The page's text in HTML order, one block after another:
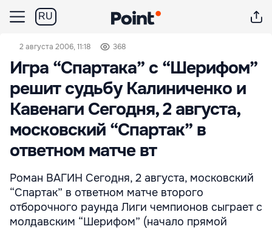
RU
2 августа 2006, 11:18 368
Игра “Спартака” с “Шерифом”
решит судьбу Калиниченко и
Кавенаги Сегодня, 2 августа,
московский “Спартак” в
ответном матче вт
Роман ВАГИН Сегодня, 2 августа, московский
“Спартак” в ответном матче второго
отборочного раунда Лиги чемпионов сыграет с
молдавским “Шерифом” (начало прямой